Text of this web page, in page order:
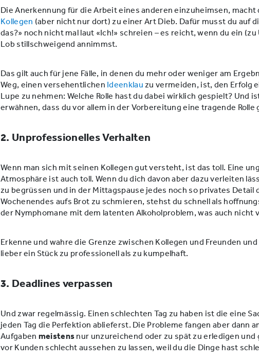
Die Anerkennung für die Arbeit eines anderen einzuheimsen, macht
Kollegen (aber nicht nur dort) zu einer Art Dieb. Dafür musst du auf
das?» noch nicht mal laut «Ich!» schreien – es reicht, wenn du ein
Lob stillschweigend annimmst.
Das gilt auch für jene Fälle, in denen du mehr oder weniger am
Weg, einen versehentlichen Ideenklau zu vermeiden, ist, den Erfolg
Lupe zu nehmen: Welche Rolle hast du dabei wirklich gespielt? Und
erwähnen, dass du vor allem in der Vorbereitung eine tragende Rolle
2. Unprofessionelles Verhalten
Wenn man sich mit seinen Kollegen gut versteht, ist das toll. Eine
Atmosphäre ist auch toll. Wenn du dich davon aber dazu verleiten
zu begrüssen und in der Mittagspause jedes noch so privates Detail
Wochenendes aufs Brot zu schmieren, stehst du schnell als
der Nymphomane mit dem latenten Alkoholproblem, was auch nicht
Erkenne und wahre die Grenze zwischen Kollegen und Freunden
lieber ein Stück zu professionell als zu kumpelhaft.
3. Deadlines verpassen
Und zwar regelmässig. Einen schlechten Tag zu haben ist die eine
jeden Tag die Perfektion ablieferst. Die Probleme fangen aber dann
Aufgaben meistens nur unzureichend oder zu spät zu erledigen und
vor Kunden schlecht aussehen zu lassen, weil du die Dinge hast